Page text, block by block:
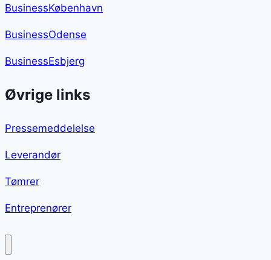
BusinessKøbenhavn
BusinessOdense
BusinessEsbjerg
Øvrige links
Pressemeddelelse
Leverandør
Tømrer
Entreprenører